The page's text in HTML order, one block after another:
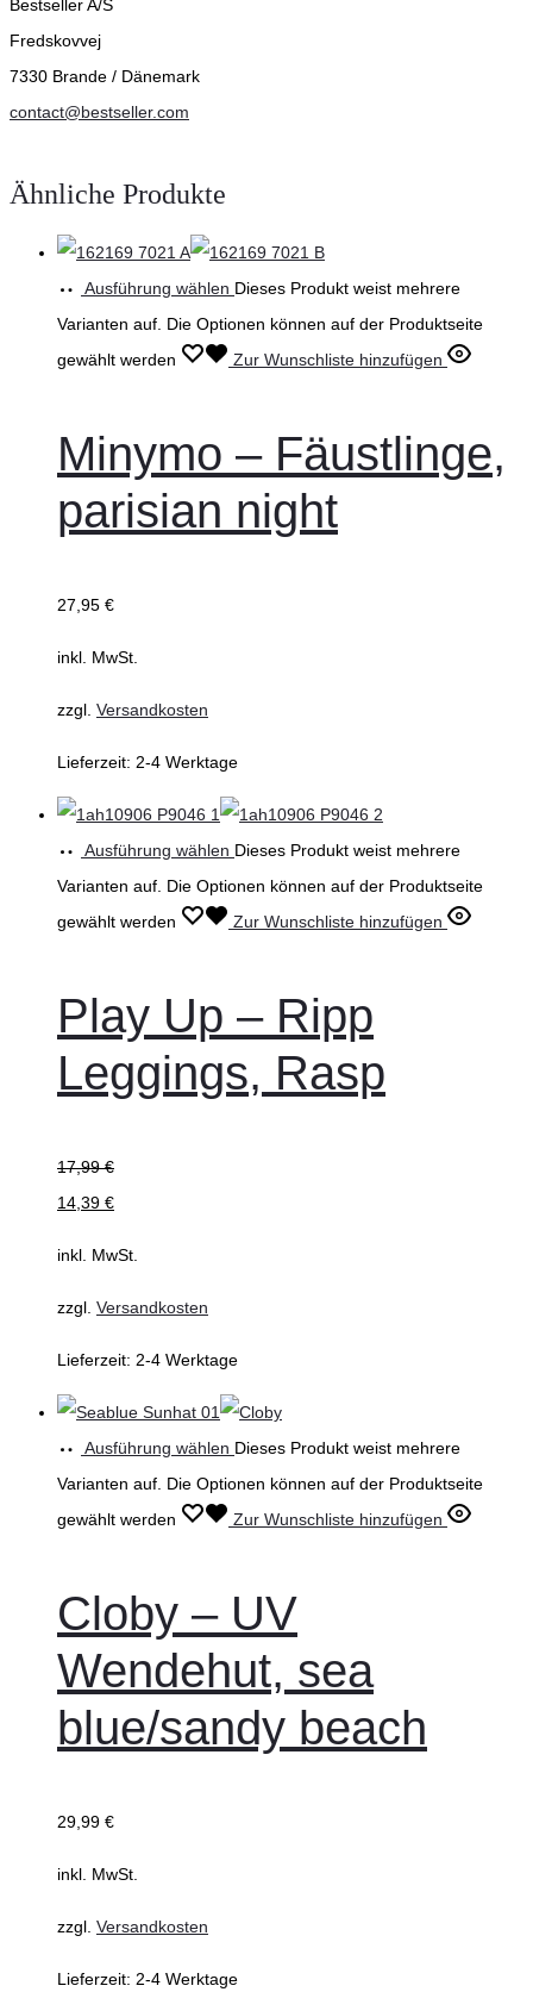
Bestseller A/S
Fredskovvej
7330 Brande / Dänemark
contact@bestseller.com
Ähnliche Produkte
Ausführung wählen Dieses Produkt weist mehrere
Varianten auf. Die Optionen können auf der Produktseite
gewählt werden
Zur Wunschliste hinzufügen
Minymo – Fäustlinge,
parisian night
27,95 €
inkl. MwSt.
zzgl. Versandkosten
Lieferzeit: 2-4 Werktage
Ausführung wählen Dieses Produkt weist mehrere
Varianten auf. Die Optionen können auf der Produktseite
gewählt werden
Zur Wunschliste hinzufügen
Play Up – Ripp
Leggings, Rasp
17,99€
14,39 €
inkl. MwSt.
zzgl. Versandkosten
Lieferzeit: 2-4 Werktage
Ausführung wählen Dieses Produkt weist mehrere
Varianten auf. Die Optionen können auf der Produktseite
gewählt werden
Zur Wunschliste hinzufügen
Cloby – UV
Wendehut, sea
blue/sandy beach
29,99 €
inkl. MwSt.
zzgl. Versandkosten
Lieferzeit: 2-4 Werktage